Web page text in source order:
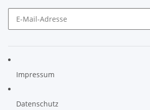
Impressum
Datenschutz